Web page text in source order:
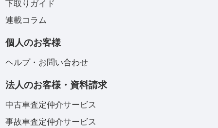
下取りガイド
連載コラム
個人のお客様
ヘルプ・お問い合わせ
法人のお客様・資料請求
中古車査定仲介サービス
事故車査定仲介サービス